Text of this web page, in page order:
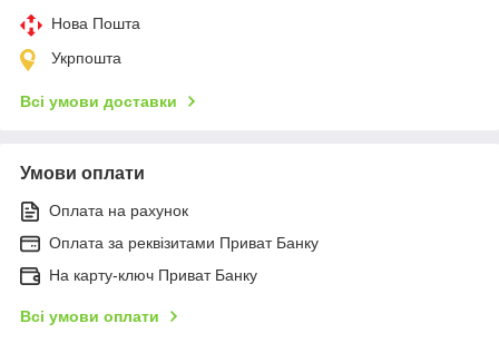
Нова Пошта
Укрпошта
Всі умови доставки
Умови оплати
Оплата на рахунок
Оплата за реквізитами Приват Банку
На карту-ключ Приват Банку
Всі умови оплати